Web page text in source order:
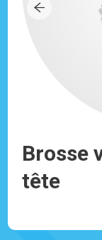
Brosse
tête